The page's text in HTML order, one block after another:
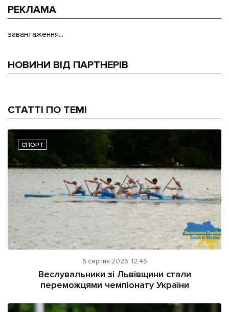
РЕКЛАМА
завантаження...
НОВИНИ ВІД ПАРТНЕРІВ
СТАТТІ ПО ТЕМІ
СПОРТ
6 серпня 2026, 12:46
Веслувальники зі Львівщини стали
переможцями чемпіонату України